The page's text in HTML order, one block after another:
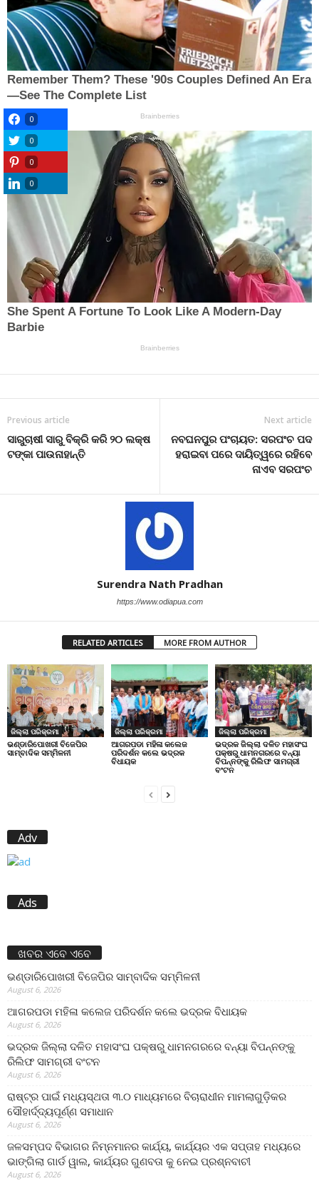
Previous article
ସାରୁଚାଷୀ ସାରୁ ବିକ୍ରି କରି ୨୦ ଲକ୍ଷ
ଟଙ୍କା ପାଉନାହାନ୍ତି
Next article
ନବଘନପୁର ପଂଚାୟତ: ସରପଂଚ ପଦ
ହରାଇବା ପରେ ଦାୟିତ୍ୱରେ ରହିବେ
ନାଏବ ସରପଂଚ
Surendra Nath Pradhan
https://www.odiapua.com
RELATED ARTICLES MORE FROM AUTHOR
ଜିଲ୍ଲା ପରିକ୍ରମା
ଭଣ୍ଡାରିପୋଖରୀ ବିଜେପିର
ସାମ୍ବାଦିକ ସମ୍ମିଳନୀ
ଜିଲ୍ଲା ପରିକ୍ରମା
ଆଗରପଡା ମହିଳା କଲେଜ
ପରିଦର୍ଶନ କଲେ ଭଦ୍ରକ
ବିଧାୟକ
ଜିଲ୍ଲା ପରିକ୍ରମା
ଭଦ୍ରକ ଜିଲ୍ଲା ଦଳିତ ମହାସଂଘ
ପକ୍ଷରୁ ଧାମନଗରରେ ବନ୍ୟା
ବିପନ୍ନଙ୍କୁ ରିଲିଫ ସାମଗ୍ରୀ
ବଂଟନ
Adv
Ads
ଖବର ଏବେ ଏବେ
ଭଣ୍ଡାରିପୋଖରୀ ବିଜେପିର ସାମ୍ବାଦିକ ସମ୍ମିଳନୀ
August 6, 2026
ଆଗରପଡା ମହିଳା କଲେଜ ପରିଦର୍ଶନ କଲେ ଭଦ୍ରକ ବିଧାୟକ
August 6, 2026
ଭଦ୍ରକ ଜିଲ୍ଲା ଦଳିତ ମହାସଂଘ ପକ୍ଷରୁ ଧାମନଗରରେ ବନ୍ୟା ବିପନ୍ନଙ୍କୁ
ରିଲିଫ ସାମଗ୍ରୀ ବଂଟନ
August 6, 2026
ରାଷ୍ଟ୍ର ପାଇଁ ମଧ୍ୟସ୍ଥତା ୩.୦ ମାଧ୍ୟମରେ ବିଚାରାଧୀନ ମାମଲାଗୁଡ଼ିକର
ସୌହାର୍ଦ୍ଦ୍ୟପୂର୍ଣ୍ଣ ସମାଧାନ
August 6, 2026
ଜଳସମ୍ପଦ ବିଭାଗର ନିମ୍ନମାନର କାର୍ଯ୍ୟ, କାର୍ଯ୍ୟର ଏକ ସପ୍ତାହ ମଧ୍ୟରେ
ଭାଙ୍ଗିଲା ଗାର୍ଡ ୱାଲ, କାର୍ଯ୍ୟର ଗୁଣବତା କୁ ନେଇ ପ୍ରଶ୍ନବାଚୀ
August 6, 2026
0
0
0
0